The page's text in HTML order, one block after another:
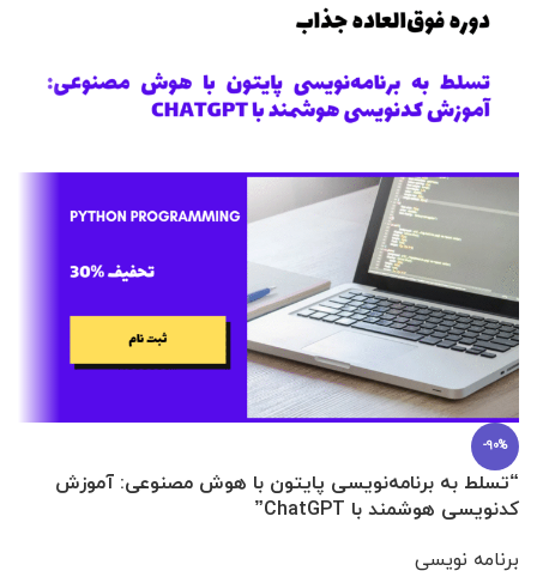
-90%
“تسلط به برنامه‌نویسی پایتون با هوش مصنوعی: آموزش
کدنویسی هوشمند با ChatGPT”
برنامه نویسی